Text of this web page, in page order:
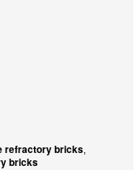
refractory bricks,
bricks